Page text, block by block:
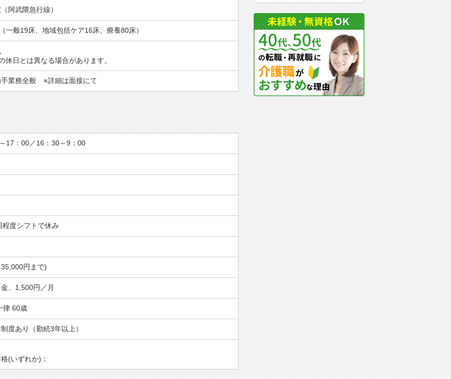
阿武隈急行線）
一般19床、地域包括ケア16床、療養80床）
休日とは異なる場合があります。
手業務全般 ※詳細は面接にて
17：00／16：30～9：00
程度シフトで休み
円まで)
、1,500円／月
律 60歳
度あり（勤続3年以上）
(いずれか)：